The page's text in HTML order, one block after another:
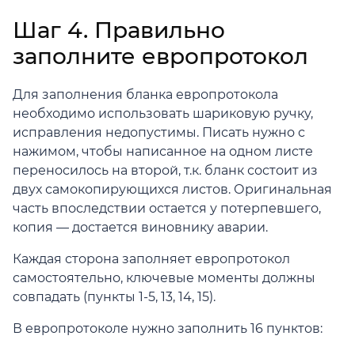
Шаг 4. Правильно
заполните европротокол
Для заполнения бланка европротокола
необходимо использовать шариковую ручку,
исправления недопустимы. Писать нужно с
нажимом, чтобы написанное на одном листе
переносилось на второй, т.к. бланк состоит из
двух самокопирующихся листов. Оригинальная
часть впоследствии остается у потерпевшего,
копия — достается виновнику аварии.
Каждая сторона заполняет европротокол
самостоятельно, ключевые моменты должны
совпадать (пункты 1-5, 13, 14, 15).
В европротоколе нужно заполнить 16 пунктов: